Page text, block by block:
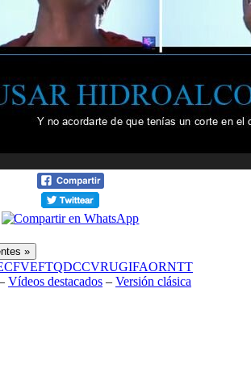
»
CFVEFTQDCCVRUGIFAORNTT
Vídeos destacados – Versión clásica